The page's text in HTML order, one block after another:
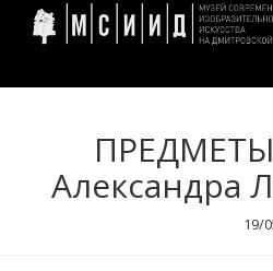
Александра
19/